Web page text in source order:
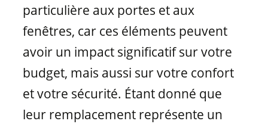
particulière aux portes et aux
fenêtres, car ces éléments peuvent
avoir un impact significatif sur votre
budget, mais aussi sur votre confort
et votre sécurité. Étant donné que
leur remplacement représente un